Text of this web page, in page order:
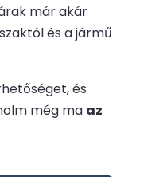
már akár
és a jármű
és
még ma az